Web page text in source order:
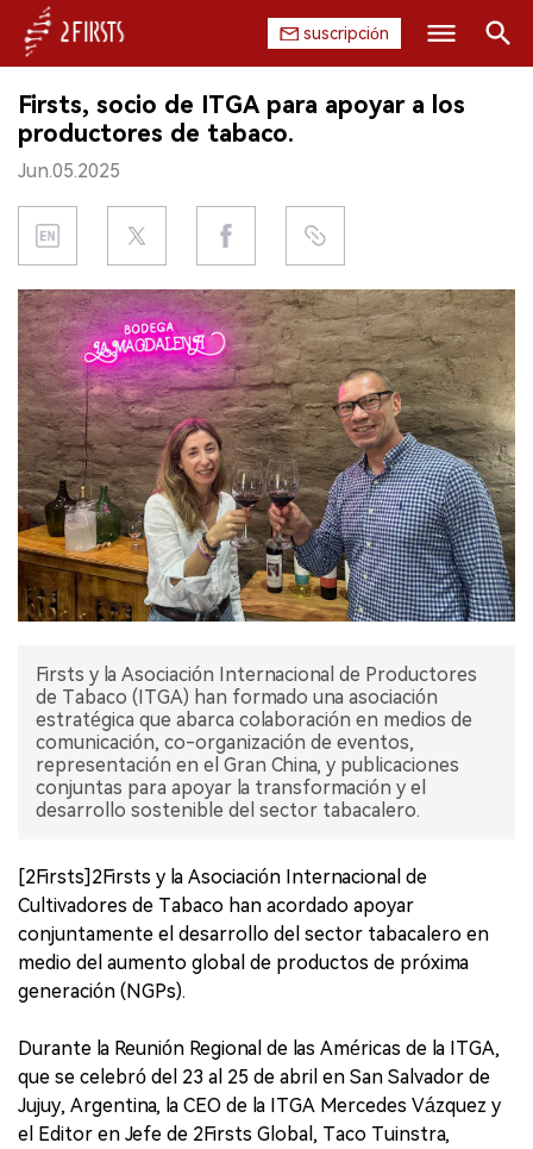
suscripción
INICIO
EMPRESA
PRODUCTO
REGULACIÓN
CHINA
DATOS
EXPOSICIÓN
ENTREVISTA
Buscar
Firsts, socio de ITGA para apoyar a los
productores de tabaco.
Jun.05.2025
Firsts y la Asociación Internacional de Productores
de Tabaco (ITGA) han formado una asociación
estratégica que abarca colaboración en medios de
comunicación, co-organización de eventos,
representación en el Gran China, y publicaciones
conjuntas para apoyar la transformación y el
desarrollo sostenible del sector tabacalero.
[2Firsts]2Firsts y la Asociación Internacional de
Cultivadores de Tabaco han acordado apoyar
conjuntamente el desarrollo del sector tabacalero en
medio del aumento global de productos de próxima
generación (NGPs).
Durante la Reunión Regional de las Américas de la ITGA,
que se celebró del 23 al 25 de abril en San Salvador de
Jujuy, Argentina, la CEO de la ITGA Mercedes Vázquez y
el Editor en Jefe de 2Firsts Global, Taco Tuinstra,